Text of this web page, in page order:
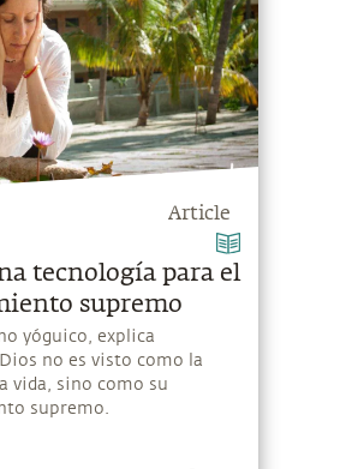
Article
tecnología para el
supremo
yóguico, explica
no es visto como la
vida, sino como su
supremo.